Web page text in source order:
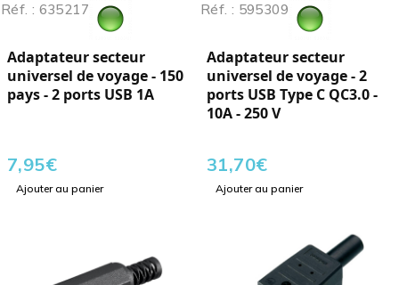
Réf. : 635217
Adaptateur secteur
universel de voyage - 150
pays - 2 ports USB 1A
7,95€
Ajouter au panier
Réf. : 595309
Adaptateur secteur
universel de voyage - 2
ports USB Type C QC3.0 -
10A - 250 V
31,70€
Ajouter au panier